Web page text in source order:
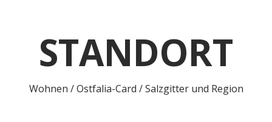
STANDORT
Wohnen /Ostfalia-Card /Salzgitter und Region